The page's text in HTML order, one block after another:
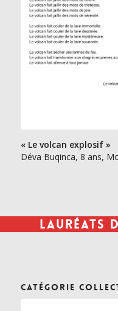
« Le volcan explosif »
Déva Buqinca, 8 ans,
Lauréats
Catégorie